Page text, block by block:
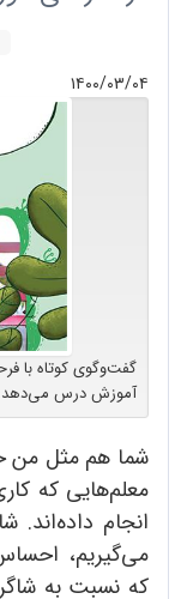
۱۴۰۰/۰۳/۰۴
گفت‌وگوی کوتاه با
آموزش درس
شما هم مثل من
معلم‌هایی که
انجام داده‌اند.
می‌گیریم،
که نسبت به